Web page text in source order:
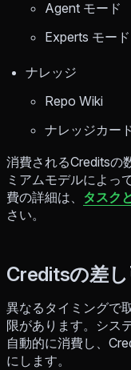
Agent モード
Experts モード
ナレッジ
Repo Wiki
ナレッジカー
消費されるCreditsの
ミアムモデルによっ
費の詳細は、 タスク
さい。
Creditsの差
異なるタイミングで
限があります。シス
自動的に消費し、
にします。